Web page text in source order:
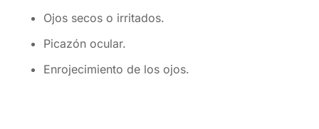
Ojos secos o irritados.
Picazón ocular.
Enrojecimiento de los ojos.